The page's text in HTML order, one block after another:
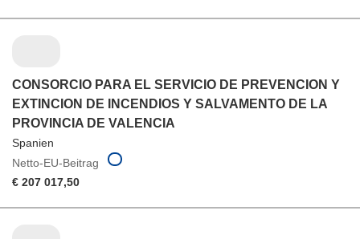
CONSORCIO PARA EL SERVICIO DE PREVENCION Y
EXTINCION DE INCENDIOS Y SALVAMENTO DE LA
PROVINCIA DE VALENCIA
Spanien
Netto-EU-Beitrag
€ 207 017,50